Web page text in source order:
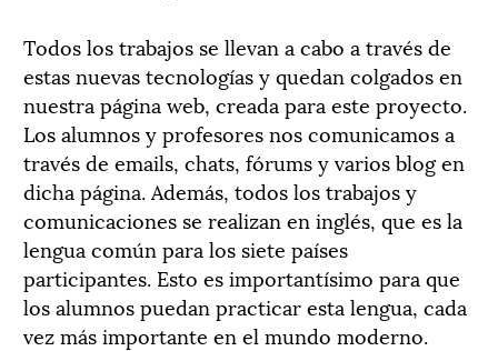
Todos los trabajos se llevan a cabo a través de
estas nuevas tecnologías y quedan colgados en
nuestra página web, creada para este proyecto.
Los alumnos y profesores nos comunicamos a
través de emails, chats, fórums y varios blog en
dicha página. Además, todos los trabajos y
comunicaciones se realizan en inglés, que es la
lengua común para los siete países
participantes. Esto es importantísimo para que
los alumnos puedan practicar esta lengua, cada
vez más importante en el mundo moderno.